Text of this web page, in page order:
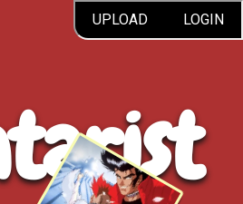
UPLOAD LOGIN